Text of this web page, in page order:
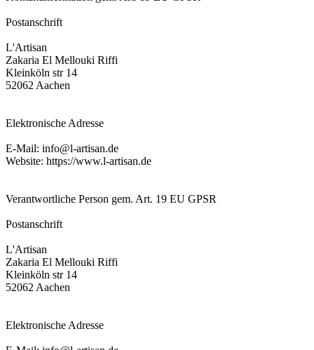
Postanschrift
L'Artisan
Zakaria El Mellouki Riffi
Kleinköln str 14
52062 Aachen
Elektronische Adresse
E-Mail: info@l-artisan.de
Website: https://www.l-artisan.de
Verantwortliche Person gem. Art. 19 EU GPSR
Postanschrift
L'Artisan
Zakaria El Mellouki Riffi
Kleinköln str 14
52062 Aachen
Elektronische Adresse